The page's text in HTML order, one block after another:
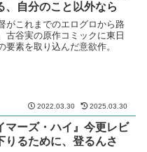
、自分のこと以外なら
がこれまでのエログロから路
古谷実の原作コミックに東日
要素を取り込んだ意欲作。
2022.03.30 2025.03.30
マーズ・ハイ』今更レビ
りるために、登るんさ